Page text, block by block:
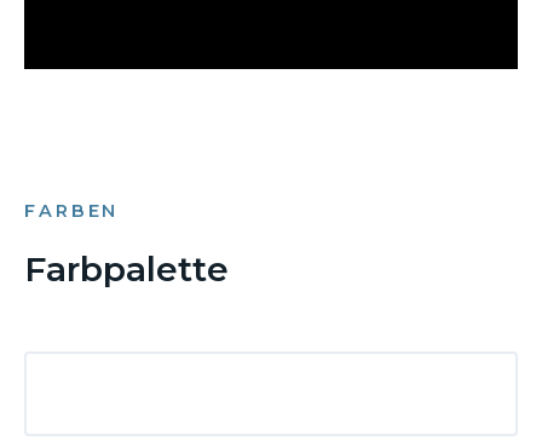
FARBEN
Farbpalette